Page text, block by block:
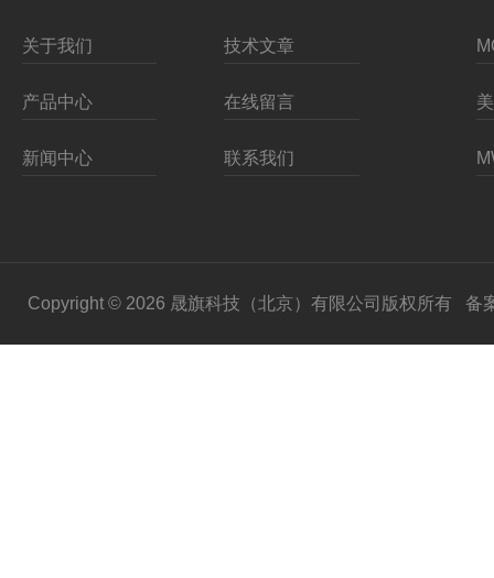
关于我们 技术文章
产品中心 在线留言
新闻中心 联系我们
Copyright © 2026 晟旗科技（北京）有限公司版权所有 备